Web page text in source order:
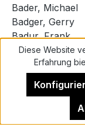
Bader, Michael
Badger, Gerry
Badur, Frank
Baglione,
Baker, Stacey
Baker, Tamany
Bakerink, Ryan
Ballen, Roger
Diese Website
Erfahrung